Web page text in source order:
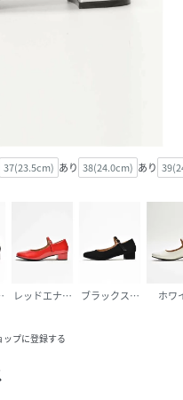
37(23.5cm) あり 38(24.0cm) あり
メルレッドエナメル ブラックスエード ホワ
ップに登録する